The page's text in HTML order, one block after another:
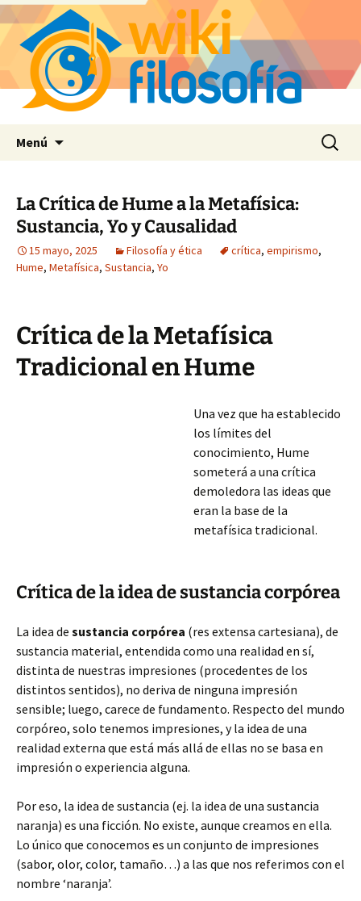
Menú Buscar:
La Crítica de Hume a la Metafísica:
Sustancia, Yo y Causalidad
15 mayo, 2025 Filosofía y ética crítica, empirismo,
Hume, Metafísica, Sustancia, Yo
Crítica de la Metafísica
Tradicional en Hume
Una vez que ha establecido
los límites del
conocimiento, Hume
someterá a una crítica
demoledora las ideas que
eran la base de la
metafísica tradicional.
Crítica de la idea de sustancia corpórea
La idea de sustancia corpórea (res extensa cartesiana), de
sustancia material, entendida como una realidad en sí,
distinta de nuestras impresiones (procedentes de los
distintos sentidos), no deriva de ninguna impresión
sensible; luego, carece de fundamento. Respecto del mundo
corpóreo, solo tenemos impresiones, y la idea de una
realidad externa que está más allá de ellas no se basa en
impresión o experiencia alguna.
Por eso, la idea de sustancia (ej. la idea de una sustancia
naranja) es una ficción. No existe, aunque creamos en ella.
Lo único que conocemos es un conjunto de impresiones
(sabor, olor, color, tamaño…) a las que nos referimos con el
nombre ‘naranja’.